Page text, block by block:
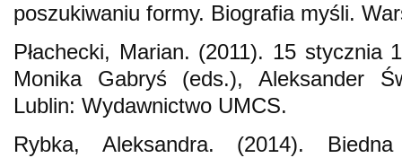
poszukiwaniu formy. Biografia myśli.
Płachecki, Marian. (2011). 15 stycznia
Monika Gabryś (eds.), Aleksander
Lublin: Wydawnictwo UMCS.
Rybka, Aleksandra. (2014).